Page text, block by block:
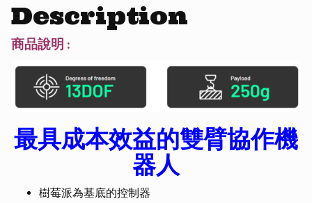
Description
商品說明 :
最具成本效益的雙臂協作機
器人
樹莓派為基底的控制器